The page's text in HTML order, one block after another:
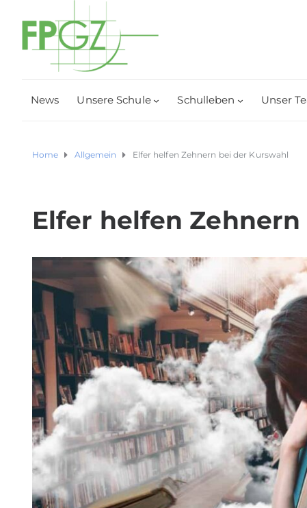
News Unsere Schule Schulleben Unser
Home Allgemein Elfer helfen Zehnern bei der Kurswahl
Elfer helfen